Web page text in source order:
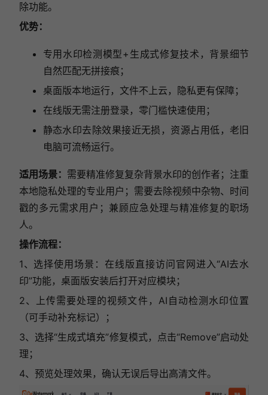
除功能。
优势：
专用水印检测模型+生成式修复技术，背景细节
自然匹配无拼接痕；
桌面版本地运行，文件不上云，隐私更有保障；
在线版无需注册登录，零门槛快速使用；
静态水印去除效果接近无损，资源占用低，老旧
电脑可流畅运行。
适用场景： 需要精准修复复杂背景水印的创作者；注重
本地隐私处理的专业用户；需要去除视频中杂物、时间
戳的多元需求用户；兼顾应急处理与精准修复的职场
人。
操作流程：
1、选择使用场景：在线版直接访问官网进入“AI去水
印”功能，桌面版安装后打开对应模块；
2、上传需要处理的视频文件，AI自动检测水印位置
（可手动补充标记）；
3、选择“生成式填充”修复模式，点击“Remove”启动处
理；
4、预览处理效果，确认无误后导出高清文件。